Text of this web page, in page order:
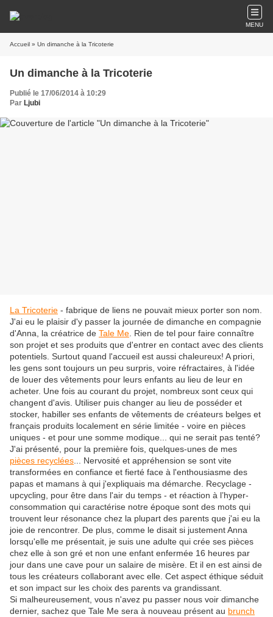
MENU
Accueil » Un dimanche à la Tricoterie
Un dimanche à la Tricoterie
Publié le 17/06/2014 à 10:29
Par Ljubi
La Tricoterie - fabrique de liens ne pouvait mieux porter son nom.
J'ai eu le plaisir d'y passer la journée de dimanche en compagnie
d'Anna, la créatrice de Tale Me . Rien de tel pour faire connaître
son projet et ses produits que d'entrer en contact avec des clients
potentiels. Surtout quand l'accueil est aussi chaleureux! A priori,
les gens sont toujours un peu surpris, voire réfractaires, à l'idée
de louer des vêtements pour leurs enfants au lieu de leur en
acheter. Une fois au courant du projet, nombreux sont ceux qui
changent d'avis. Utiliser puis changer au lieu de posséder et
stocker, habiller ses enfants de vêtements de créateurs belges et
français produits localement en série limitée - voire en pièces
uniques - et pour une somme modique... qui ne serait pas tenté?
J'ai présenté, pour la première fois, quelques-unes de mes
pièces recyclées ... Nervosité et appréhension se sont vite
transformées en confiance et fierté face à l'enthousiasme des
papas et mamans à qui j'expliquais ma démarche. Recyclage -
upcycling, pour être dans l'air du temps - et réaction à l’hyper-
consommation qui caractérise notre époque sont des mots qui
trouvent leur résonance chez la plupart des parents que j'ai eu la
joie de rencontrer. De plus, comme le disait si justement Anna
lorsqu'elle me présentait, je suis une adulte qui crée ses pièces
chez elle à son gré et non une enfant enfermée 16 heures par
jour dans une cave pour un salaire de misère. Et il en est ainsi de
tous les créateurs collaborant avec elle. Cet aspect éthique séduit
et son impact sur les choix des parents va grandissant.
Si malheureusement, vous n'avez pu passer nous voir dimanche
dernier, sachez que Tale Me sera à nouveau présent au brunch